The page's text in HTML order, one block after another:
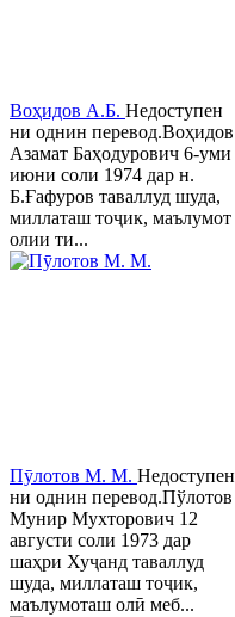
Воҳидов А.Б. Недоступен
ни однин перевод.Воҳидов
Азамат Баҳодурович 6-уми
июни соли 1974 дар н.
Б.Ғафуров таваллуд шуда,
миллаташ тоҷик, маълумот
олии ти...
Пӯлотов М. М. Недоступен
ни однин перевод.Пўлотов
Мунир Мухторович 12
августи соли 1973 дар
шаҳри Хуҷанд таваллуд
шуда, миллаташ тоҷик,
маълумоташ олӣ меб...